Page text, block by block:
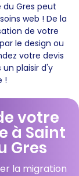
du Gres peut
web ! De la
de votre
le design ou
votre devis
plaisir d'y
!
votre
à Saint
Gres
la migration